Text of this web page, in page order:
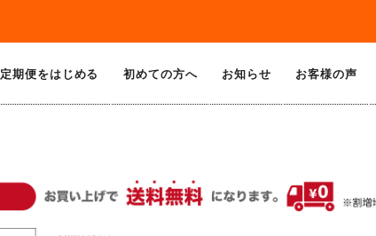
定期便をはじめる 初めての方へ お知らせ お客様の声